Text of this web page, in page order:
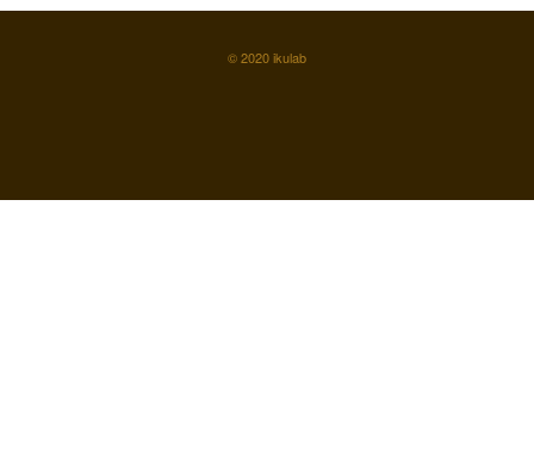
© 2020 ikulab